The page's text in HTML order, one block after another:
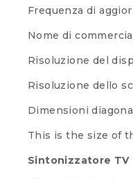
Frequenza di
Nome di
Risoluzione del
Risoluzione dello
Dimensioni
This is the size of
Sintonizzatore TV